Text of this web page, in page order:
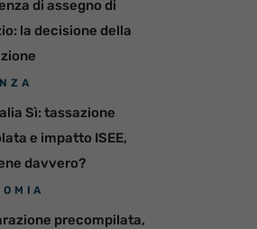
di assegno di
la decisione della
Sì: tassazione
e impatto ISEE,
davvero?
precompilata,